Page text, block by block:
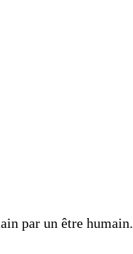
par un être humain.